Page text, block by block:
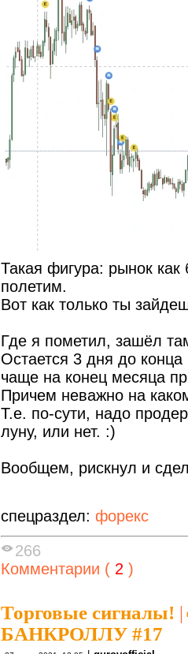
Такая фигура: рынок
полетим.
Вот как только ты
Где я пометил, зашёл
Остается 3 дня до
чаще на конец месяца
Причем неважно на
Т.е. по-сути, надо
луну, или нет. :)
Вообщем, рискнул и
спецраздел: форекс
266
Комментарии ( 2 )
Торговые сигналы! |
БАНКРОЛЛУ #17